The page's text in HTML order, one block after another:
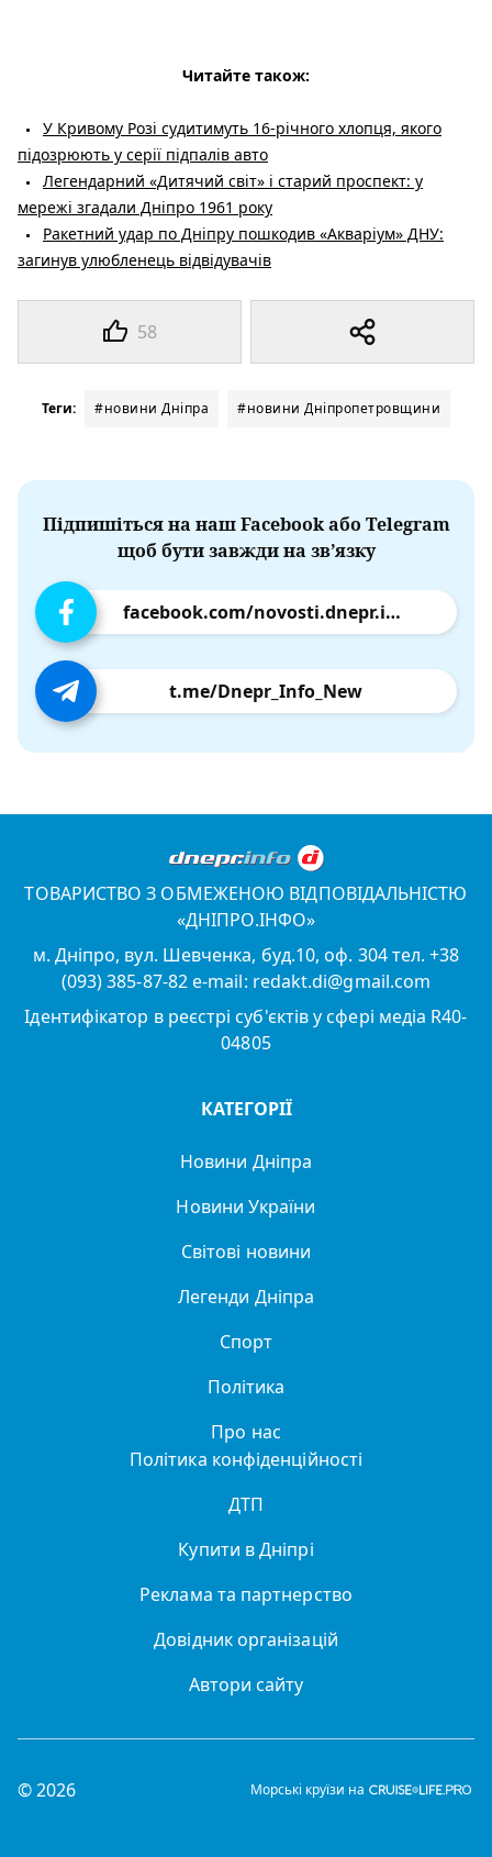
58
Читайте також:
У Кривому Розі судитимуть 16-річного хлопця, якого
підозрюють у серії підпалів авто
Легендарний «Дитячий світ» і старий проспект: у
мережі згадали Дніпро 1961 року
Ракетний удар по Дніпру пошкодив «Акваріум» ДНУ:
загинув улюбленець відвідувачів
Теги: #новини Дніпра #новини Дніпропетровщини
Підпишіться на наш Facebook або Telegram
щоб бути завжди на зв’язку
facebook.com/novosti.dnepr.info
t.me/Dnepr_Info_New
ТОВАРИСТВО З ОБМЕЖЕНОЮ ВІДПОВІДАЛЬНІСТЮ
«ДНІПРО.ІНФО»
м. Дніпро, вул. Шевченка, буд.10, оф. 304 тел. +38
(093) 385-87-82 e-mail: redakt.di@gmail.com
Ідентифікатор в реєстрі суб'єктів у сфері медіа R40-
04805
КАТЕГОРІЇ
Новини Дніпра
Новини України
Світові новини
Легенди Дніпра
Спорт
Політика
Про нас
Політика конфіденційності
ДТП
Купити в Дніпрі
Реклама та партнерство
Довідник організацій
Автори сайту
© 2026 Морські круїзи на